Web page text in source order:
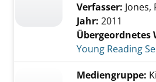
Verfasser: Jones,
Jahr: 2011
Übergeordnetes
Young Reading
Mediengruppe: